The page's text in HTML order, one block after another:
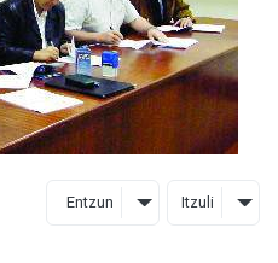
Entzun Itzuli